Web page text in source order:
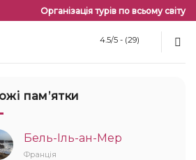
Організація турів по всьому світу
4.5/5 - (29)
памʼятки
Бель-Іль-ан-Мер
Франція